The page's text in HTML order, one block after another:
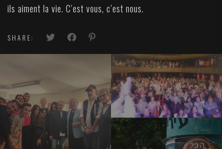
ils aiment la vie. C’est vous, c’est nous.
SHARE: